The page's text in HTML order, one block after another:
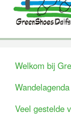
Welkom bij
Wandelagenda
Veel gestelde